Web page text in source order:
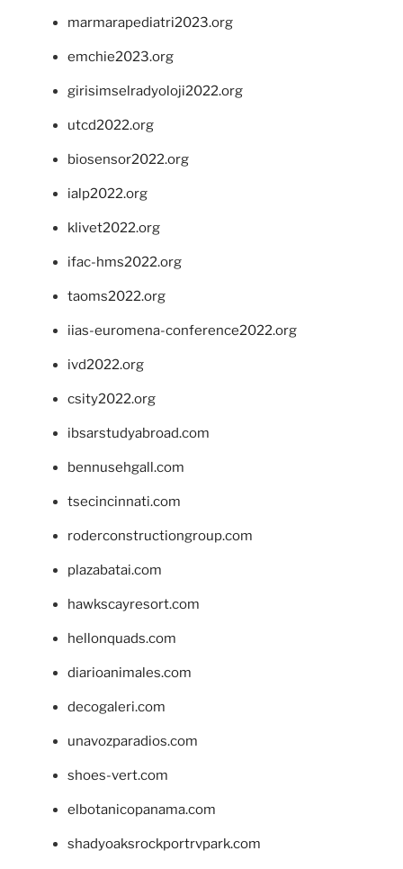
marmarapediatri2023.org
emchie2023.org
girisimselradyoloji2022.org
utcd2022.org
biosensor2022.org
ialp2022.org
klivet2022.org
ifac-hms2022.org
taoms2022.org
iias-euromena-conference2022.org
ivd2022.org
csity2022.org
ibsarstudyabroad.com
bennusehgall.com
tsecincinnati.com
roderconstructiongroup.com
plazabatai.com
hawkscayresort.com
hellonquads.com
diarioanimales.com
decogaleri.com
unavozparadios.com
shoes-vert.com
elbotanicopanama.com
shadyoaksrockportrvpark.com